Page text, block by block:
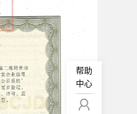
帮助
中心